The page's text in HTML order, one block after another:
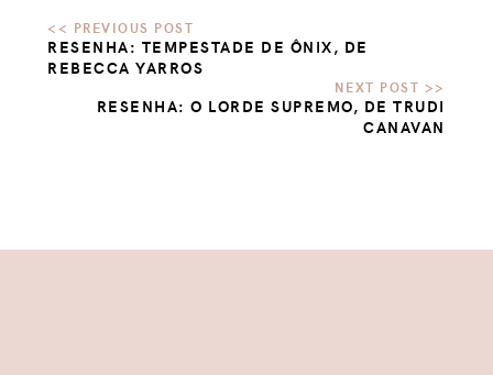
RESENHA: TEMPESTADE DE ÔNIX, DE
REBECCA YARROS
RESENHA: O LORDE SUPREMO, DE TRUDI
CANAVAN